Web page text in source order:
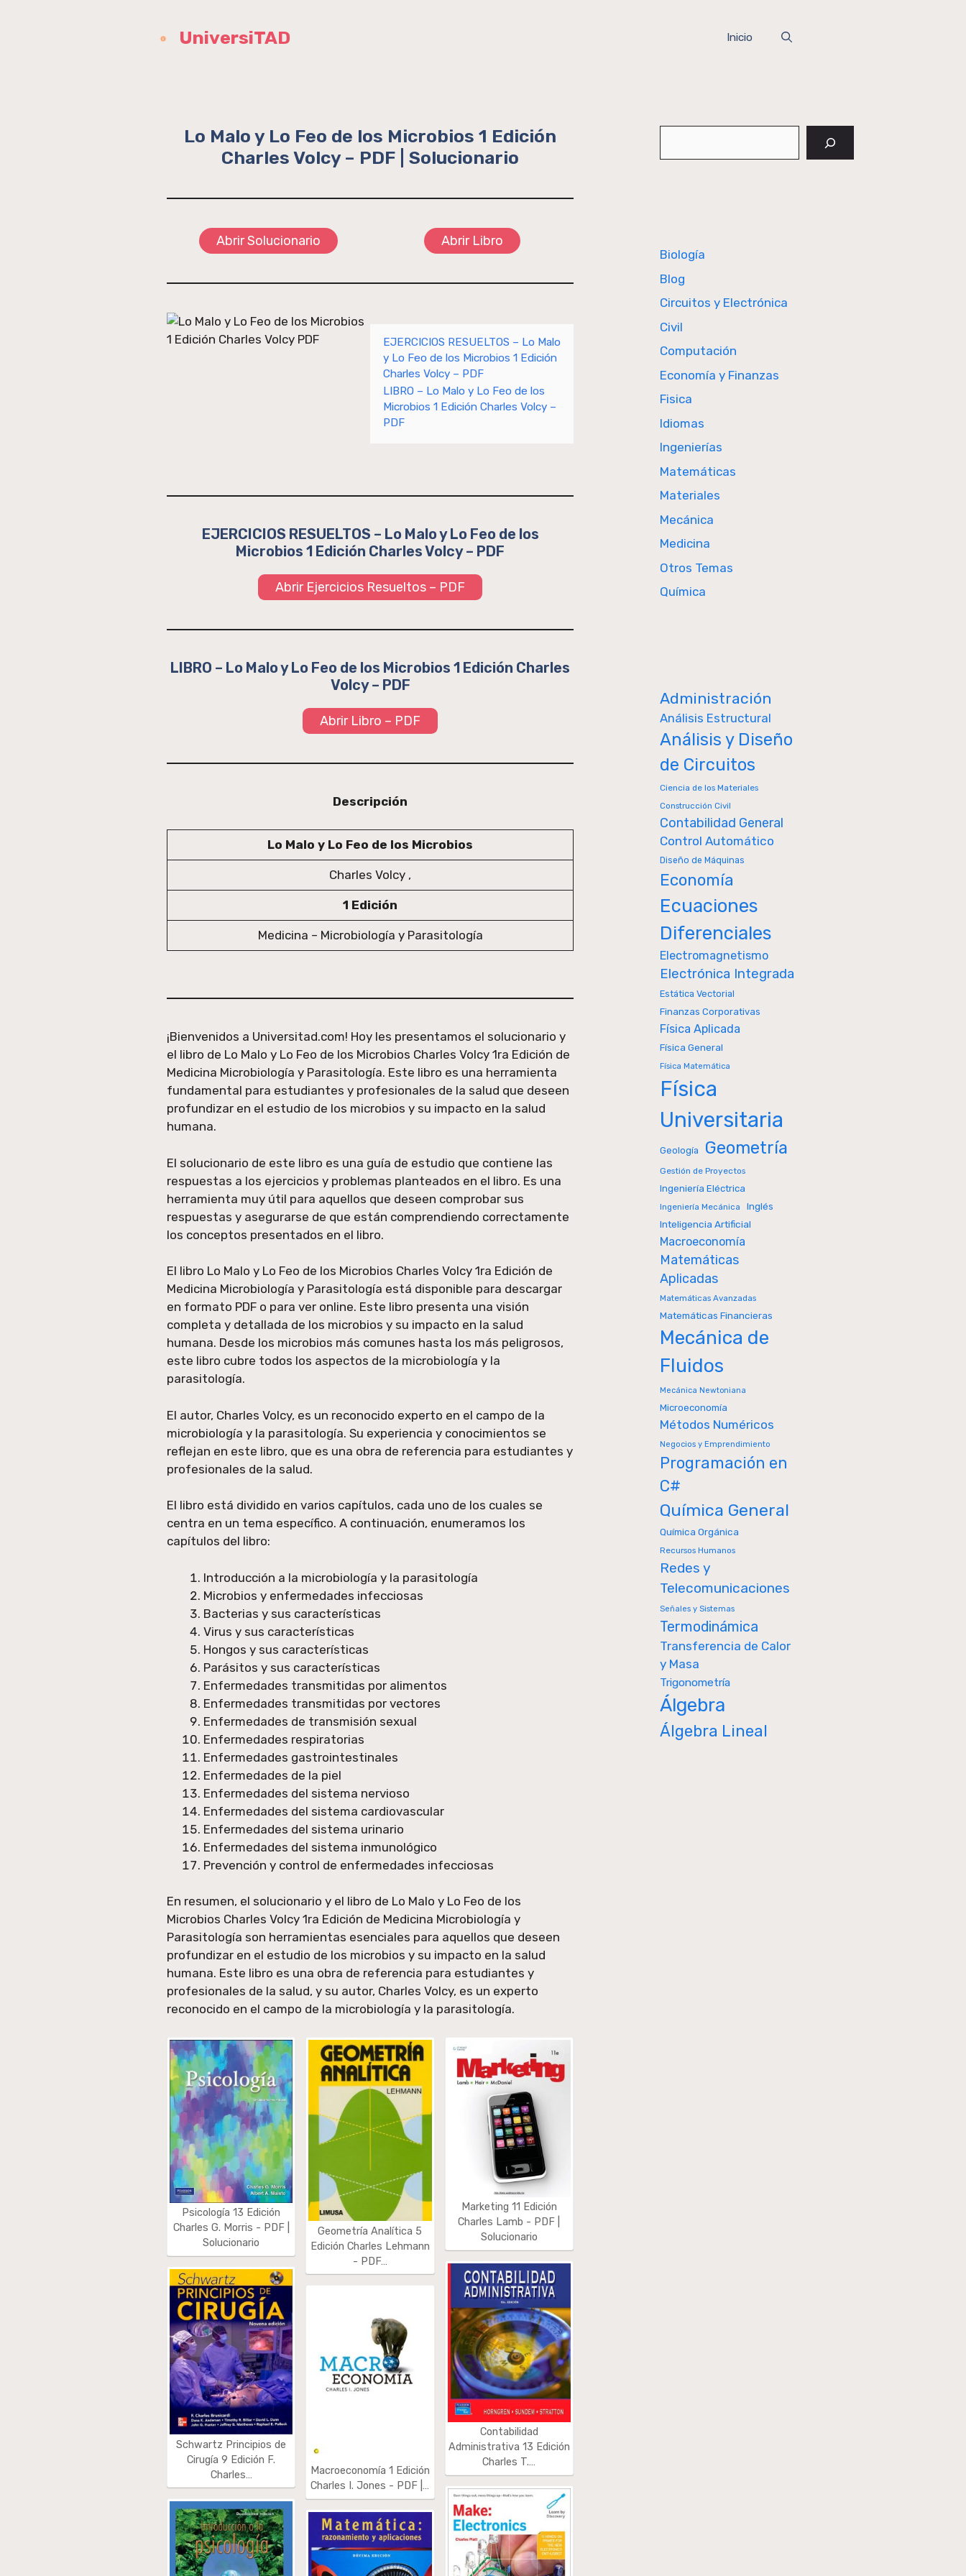
UniversiTAD Inicio
Lo Malo y Lo Feo de los Microbios 1 Edición
Charles Volcy – PDF | Solucionario
Abrir Solucionario Abrir Libro
EJERCICIOS RESUELTOS – Lo Malo
y Lo Feo de los Microbios 1 Edición
Charles Volcy – PDF
LIBRO – Lo Malo y Lo Feo de los
Microbios 1 Edición Charles Volcy –
PDF
EJERCICIOS RESUELTOS – Lo Malo y Lo Feo de los
Microbios 1 Edición Charles Volcy – PDF
Abrir Ejercicios Resueltos – PDF
LIBRO – Lo Malo y Lo Feo de los Microbios 1 Edición Charles
Volcy – PDF
Abrir Libro – PDF
Descripción
Lo Malo y Lo Feo de los Microbios
Charles Volcy ,
1 Edición
Medicina – Microbiología y Parasitología
¡Bienvenidos a Universitad.com! Hoy les presentamos el solucionario y
el libro de Lo Malo y Lo Feo de los Microbios Charles Volcy 1ra Edición de
Medicina Microbiología y Parasitología. Este libro es una herramienta
fundamental para estudiantes y profesionales de la salud que deseen
profundizar en el estudio de los microbios y su impacto en la salud
humana.
El solucionario de este libro es una guía de estudio que contiene las
respuestas a los ejercicios y problemas planteados en el libro. Es una
herramienta muy útil para aquellos que deseen comprobar sus
respuestas y asegurarse de que están comprendiendo correctamente
los conceptos presentados en el libro.
El libro Lo Malo y Lo Feo de los Microbios Charles Volcy 1ra Edición de
Medicina Microbiología y Parasitología está disponible para descargar
en formato PDF o para ver online. Este libro presenta una visión
completa y detallada de los microbios y su impacto en la salud
humana. Desde los microbios más comunes hasta los más peligrosos,
este libro cubre todos los aspectos de la microbiología y la
parasitología.
El autor, Charles Volcy, es un reconocido experto en el campo de la
microbiología y la parasitología. Su experiencia y conocimientos se
reflejan en este libro, que es una obra de referencia para estudiantes y
profesionales de la salud.
El libro está dividido en varios capítulos, cada uno de los cuales se
centra en un tema específico. A continuación, enumeramos los
capítulos del libro:
Introducción a la microbiología y la parasitología
Microbios y enfermedades infecciosas
Bacterias y sus características
Virus y sus características
Hongos y sus características
Parásitos y sus características
Enfermedades transmitidas por alimentos
Enfermedades transmitidas por vectores
Enfermedades de transmisión sexual
Enfermedades respiratorias
Enfermedades gastrointestinales
Enfermedades de la piel
Enfermedades del sistema nervioso
Enfermedades del sistema cardiovascular
Enfermedades del sistema urinario
Enfermedades del sistema inmunológico
Prevención y control de enfermedades infecciosas
En resumen, el solucionario y el libro de Lo Malo y Lo Feo de los
Microbios Charles Volcy 1ra Edición de Medicina Microbiología y
Parasitología son herramientas esenciales para aquellos que deseen
profundizar en el estudio de los microbios y su impacto en la salud
humana. Este libro es una obra de referencia para estudiantes y
profesionales de la salud, y su autor, Charles Volcy, es un experto
reconocido en el campo de la microbiología y la parasitología.
Psicología 13 Edición
Charles G. Morris - PDF |
Solucionario
Schwartz Principios de
Cirugía 9 Edición F.
Charles…
Geometría Analítica 5
Edición Charles Lehmann
- PDF…
Macroeconomía 1 Edición
Charles I. Jones - PDF |…
Marketing 11 Edición
Charles Lamb - PDF |
Solucionario
Contabilidad
Administrativa 13 Edición
Charles T.…
Biología
Blog
Circuitos y Electrónica
Civil
Computación
Economía y Finanzas
Fisica
Idiomas
Ingenierías
Matemáticas
Materiales
Mecánica
Medicina
Otros Temas
Química
Administración
Análisis Estructural
Análisis y Diseño
de Circuitos
Ciencia de los Materiales
Construcción Civil
Contabilidad General
Control Automático
Diseño de Máquinas
Economía
Ecuaciones
Diferenciales
Electromagnetismo
Electrónica Integrada
Estática Vectorial
Finanzas Corporativas
Física Aplicada
Física General
Física Matemática
Física
Universitaria
Geología Geometría
Gestión de Proyectos
Ingeniería Eléctrica
Ingeniería Mecánica
Inglés
Inteligencia Artificial
Macroeconomía
Matemáticas
Aplicadas
Matemáticas Avanzadas
Matemáticas Financieras
Mecánica de
Fluidos
Mecánica Newtoniana
Microeconomía
Métodos Numéricos
Negocios y Emprendimiento
Programación en
C#
Química General
Química Orgánica
Recursos Humanos
Redes y
Telecomunicaciones
Señales y Sistemas
Termodinámica
Transferencia de Calor
y Masa
Trigonometría
Álgebra
Álgebra Lineal